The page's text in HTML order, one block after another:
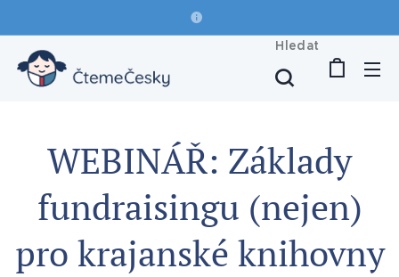
Hledat
WEBINÁŘ: Základy
fundraisingu (nejen)
pro krajanské knihovny